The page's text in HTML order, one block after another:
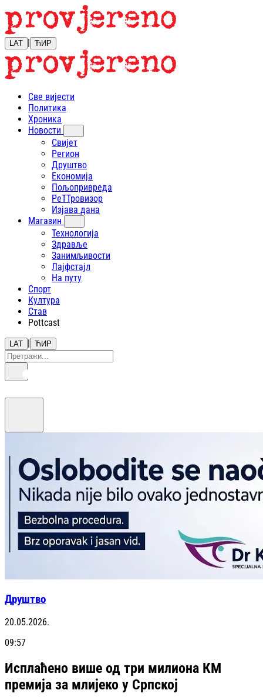
LAT | ЋИР
Све вијести
Политика
Хроника
Новости
Свијет
Регион
Друштво
Економија
Пољопривреда
РеТТровизор
Изјава дана
Магазин
Технологија
Здравље
Занимљивости
Лајфстajл
На путу
Спорт
Култура
Став
Pottcast
LAT | ЋИР
Друштво
20.05.2026.
09:57
Исплаћено више од три милиона КМ
премија за млијеко у Српској